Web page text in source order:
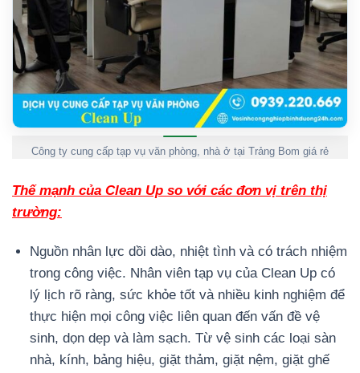
Công ty cung cấp tạp vụ văn phòng, nhà ở tại Trảng Bom giá rẻ
Thế mạnh của Clean Up so với các đơn vị trên thị
trường:
Nguồn nhân lực dồi dào, nhiệt tình và có trách nhiệm
trong công việc. Nhân viên tạp vụ của Clean Up có
lý lịch rõ ràng, sức khỏe tốt và nhiều kinh nghiệm để
thực hiện mọi công việc liên quan đến vấn đề vệ
sinh, dọn dẹp và làm sạch. Từ vệ sinh các loại sàn
nhà, kính, bảng hiệu, giặt thảm, giặt nệm, giặt ghế